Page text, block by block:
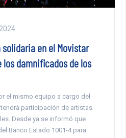
en el Movistar
damnificados de los
el mismo equipo a cargo del
participación de artistas
Desde ya se informó que
Banco Estado 1001-4 para